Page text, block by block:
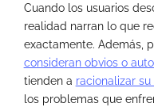
Cuando los usuarios
realidad narran lo que
exactamente. Además,
consideran obvios o
tienden a racionalizar
los problemas que